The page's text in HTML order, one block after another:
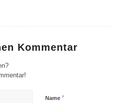
Kommentar
Name *